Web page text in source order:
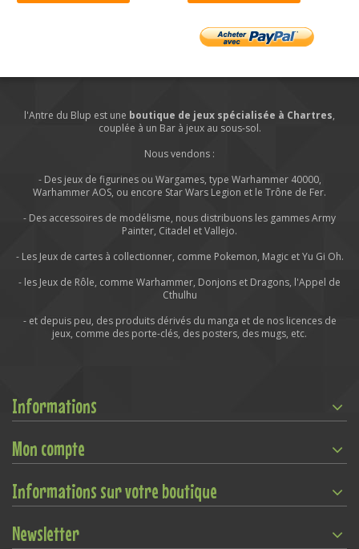
l'Antre du Blup est une boutique de jeux spécialisée à Chartres,
couplée à un Bar à jeux au sous-sol.
Nous vendons :
- Des jeux de figurines ou Wargames, type Warhammer 40000,
Warhammer AOS, ou encore Star Wars Legion et le Trône de Fer.
- Des accessoires de modélisme, nous distribuons les gammes Army
Painter, Citadel et Vallejo.
- Les Jeux de cartes à collectionner, comme Pokemon, Magic et Yu Gi Oh.
- les Jeux de Rôle, comme Warhammer, Donjons et Dragons, l'Appel de
Cthulhu
- et depuis peu, des produits dérivés du manga et de nos licences de
jeux, comme des porte-clés, des posters, des mugs, etc.
Informations
Mon compte
Informations sur votre boutique
Newsletter